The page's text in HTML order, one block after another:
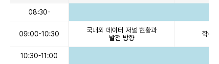
08:30-
09:00-10:30
국내외 데이터 저널 현황과
발전 방향
학생
10:30-11:00